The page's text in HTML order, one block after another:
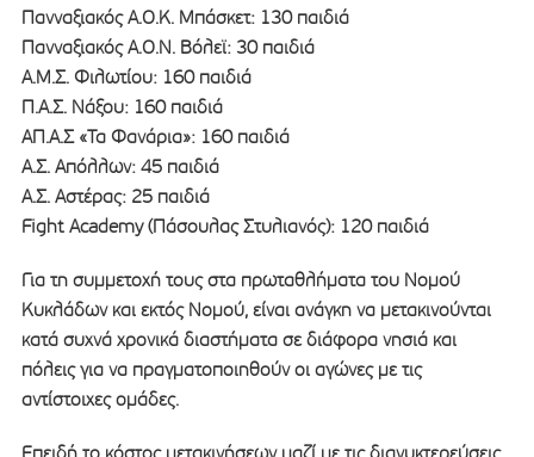
Πανναξιακός Α.Ο.Κ. Μπάσκετ: 130 παιδιά
Πανναξιακός Α.Ο.Ν. Βόλεϊ: 30 παιδιά
Α.Μ.Σ. Φιλωτίου: 160 παιδιά
Π.Α.Σ. Νάξου: 160 παιδιά
ΑΠ.Α.Σ «Τα Φανάρια»: 160 παιδιά
Α.Σ. Απόλλων: 45 παιδιά
Α.Σ. Αστέρας: 25 παιδιά
Fight Academy (Πάσουλας Στυλιανός): 120 παιδιά
Για τη συμμετοχή τους στα πρωταθλήματα του Νομού
Κυκλάδων και εκτός Νομού, είναι ανάγκη να μετακινούνται
κατά συχνά χρονικά διαστήματα σε διάφορα νησιά και
πόλεις για να πραγματοποιηθούν οι αγώνες με τις
αντίστοιχες ομάδες.